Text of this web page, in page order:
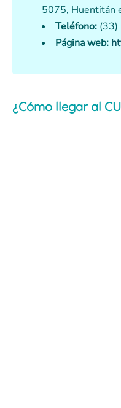
5075, Huentitán
Teléfono:
Página web:
¿Cómo llegar al